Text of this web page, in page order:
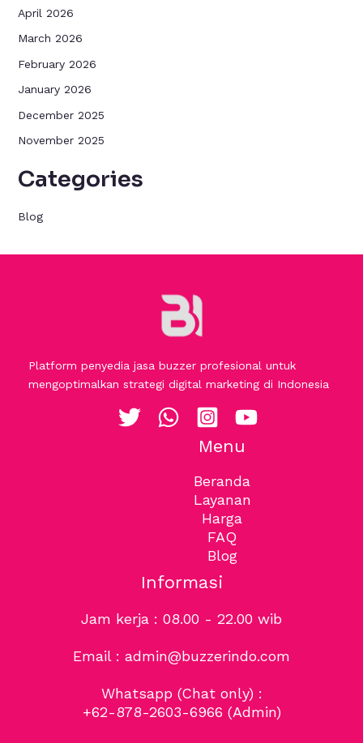
April 2026
March 2026
February 2026
January 2026
December 2025
November 2025
Categories
Blog
Platform penyedia jasa buzzer profesional untuk
mengoptimalkan strategi digital marketing di Indonesia
Menu
Beranda
Layanan
Harga
FAQ
Blog
Informasi
Jam kerja : 08.00 - 22.00 wib
Email : admin@buzzerindo.com
Whatsapp (Chat only) :
+62-878-2603-6966 (Admin)